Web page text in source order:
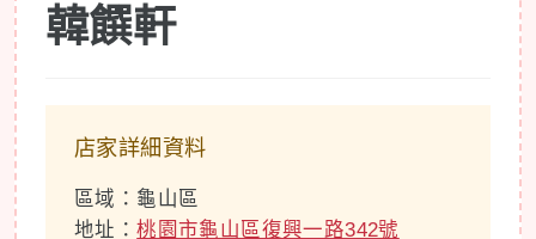
韓饌軒
店家詳細資料
區域：龜山區
地址：桃園市龜山區復興一路342號